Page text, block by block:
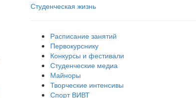
Студенческая жизнь
Расписание занятий
Первокурснику
Конкурсы и фестивали
Студенческие медиа
Майноры
Творческие интенсивы
Спорт ВИВТ